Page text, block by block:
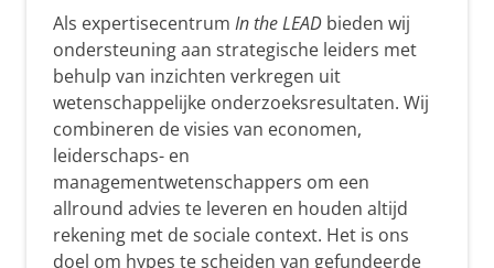
Als expertisecentrum In the LEAD bieden wij
ondersteuning aan strategische leiders met
behulp van inzichten verkregen uit
wetenschappelijke onderzoeksresultaten. Wij
combineren de visies van economen,
leiderschaps- en
managementwetenschappers om een
allround advies te leveren en houden altijd
rekening met de sociale context. Het is ons
doel om hypes te scheiden van gefundeerde